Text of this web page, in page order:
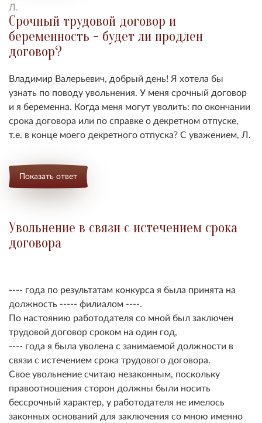
Л.
Срочный трудовой договор и
беременность - будет ли продлен
договор?
Владимир Валерьевич, добрый день! Я хотела бы
узнать по поводу увольнения. У меня срочный договор
и я беременна. Когда меня могут уволить: по окончании
срока договора или по справке о декретном отпуске,
т.е. в конце моего декретного отпуска? С уважением, Л.
Показать ответ
Увольнение в связи с истечением срока
договора
---- года по результатам конкурса я была принята на
должность ----- филиалом ----.
По настоянию работодателя со мной был заключен
трудовой договор сроком на один год,
---- года я была уволена с занимаемой должности в
связи с истечением срока трудового договора.
Свое увольнение считаю незаконным, поскольку
правоотношения сторон должны были носить
бессрочный характер, у работодателя не имелось
законных оснований для заключения со мною именно